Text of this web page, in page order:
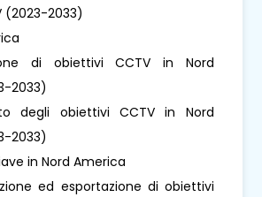
(2023-2033)
di obiettivi CCTV in Nord
2033)
degli obiettivi CCTV in Nord
2033)
in Nord America
ed esportazione di obiettivi